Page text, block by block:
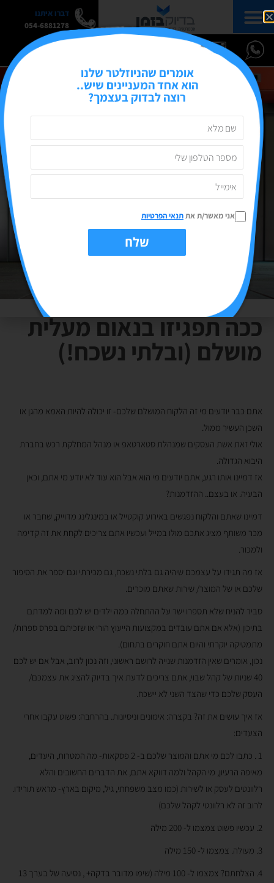
דברו איתנו
054-6881278
ככה תפגיזו בנאום מעלית
מושלם (ובלתי נשכח!)
אתם כבר יודעים מי זה הלקוח המושלם שלכם- זו יכולה להיות האמא מהגן או
השכן העשיר ממול.
אולי זאת אשת העסקים שמנהלת סטארטאפ או מנהל המחלקת רכש בחברת
היבוא הגדולה.
אז דמיינו אותו רגע, אתם יודעים מי הוא אבל הוא עוד לא יודע מי אתם, וכאן
הבעיה. או בעצם.. ההזדמנות?
דמיינו שאתם והלקוח נפגשים באירוע קוקטייל או במינגלינג מדוייק, שחבר או
מכר משותף מציג אתכם מולו במייל ועכשיו אתם צריכים לקחת את זה קדימה
ולמכור.
אז מה תגידו על עצמכם שיהיה גם בלתי נשכח, גם מכירתי וגם יספר את הסיפור
שלכם או של המוצר/ שירות שאתם מוכרים.
סביר להניח שלא תספרו ישר על ההתחלה כמה ילדים יש לכם ומה למדתם
בתיכון (אלא אם אתם עובדים במקצועות הייעוץ הורי או שזכיתם בפרס ספרות/
מתמטיקה יוקרתי והיום אתם חוקרים בתחום).
נכון, אומרים שאין הזדמנות שנייה לרושם ראשוני, וזה נכון לרוב, אבל אם יש לכם
40 שניות של קהל שבוי, אתם צריכים לדעת איך בדיוק להציג את עצמכם/
העסק שלכם כדי שהצד השני לא יישכח.
אז איך עושים את זה? בקצרה: אימונים וניסיונות. בהרחבה: פשוט עקבו אחרי
הצעדים:
1 . כתבו לכם מי אתם והמוצר שלכם ב- 2 פסקאות- מה המטרות, היעדים,
מאיפה הרעיון, מי הקהל ולמה דווקא אתם, את הדברים החשובים והלא
רלוונטים לעסק או לשירות (כמו מצב משפחתי, גיל, מיקום בארץ- מראש תורידו.
לרוב זה לא רלוונטי לקהל שלכם)
2. עכשיו פשוט צמצמו ל- 200 מילה
3. מעולה. צמצמו ל- 150 מילה
4. הצלחתם? צמצמו ל- 100 מילה (שימו מדובר בדקה+ , נסיעה של בערך 13
אומרים שהניוזלטר שלנו
הוא אחד המעניינים שיש..
רוצה לבדוק בעצמך?
אני מאשר/ת אתתנאי הפרטיות
שלח